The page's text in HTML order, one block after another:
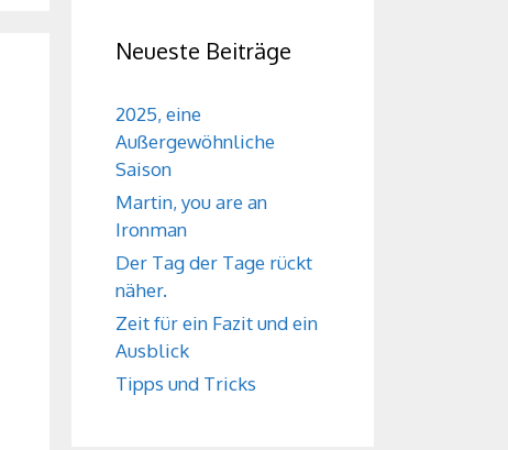
Neueste Beiträge
2025, eine
Außergewöhnliche
Saison
Martin, you are an
Ironman
Der Tag der Tage rückt
näher.
Zeit für ein Fazit und ein
Ausblick
Tipps und Tricks